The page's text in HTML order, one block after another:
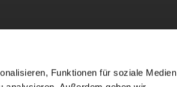
Funktionen für soziale Medien